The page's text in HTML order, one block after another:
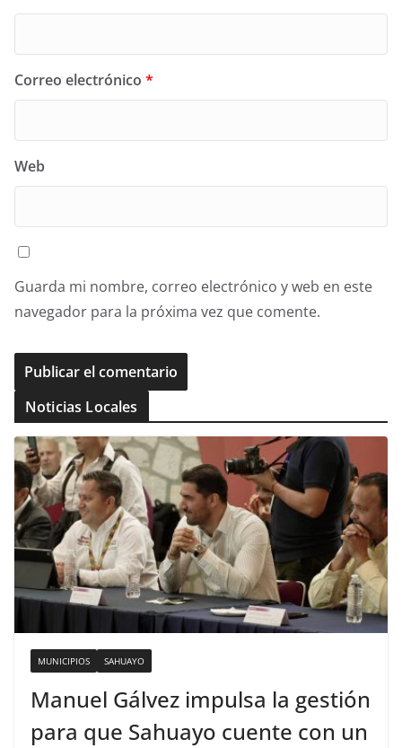
Correo electrónico *
Web
Guarda mi nombre, correo electrónico y web en este
navegador para la próxima vez que comente.
Noticias Locales
MUNICIPIOS SAHUAYO
Manuel Gálvez impulsa la gestión
para que Sahuayo cuente con un